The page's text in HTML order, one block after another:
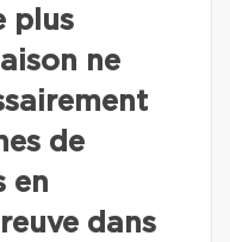
plus
ne
de
en
dans